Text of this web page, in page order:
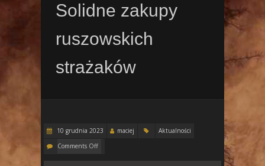
Solidne zakupy
ruszowskich
strażaków
10 grudnia 2023 maciej
Aktualności
Comments Off